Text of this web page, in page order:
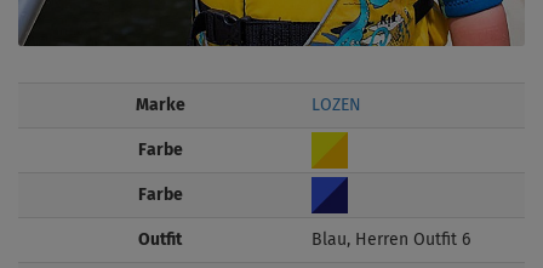
Marke LOZEN
Farbe
Farbe
Outfit Blau, Herren Outfit 6